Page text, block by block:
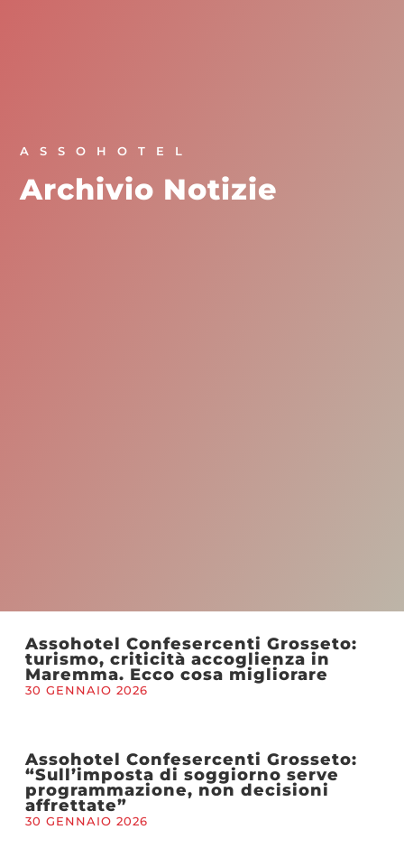
ASSOHOTEL
Archivio Notizie
Assohotel Confesercenti Grosseto:
turismo, criticità accoglienza in
Maremma. Ecco cosa migliorare
30 GENNAIO 2026
Assohotel Confesercenti Grosseto:
“Sull’imposta di soggiorno serve
programmazione, non decisioni
affrettate”
30 GENNAIO 2026